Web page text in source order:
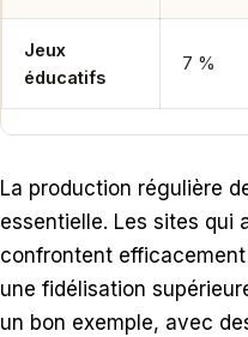
Jeux
éducatifs
7 %
La production régulière
essentielle. Les sites qui
confrontent
une fidélisation
un bon exemple, avec